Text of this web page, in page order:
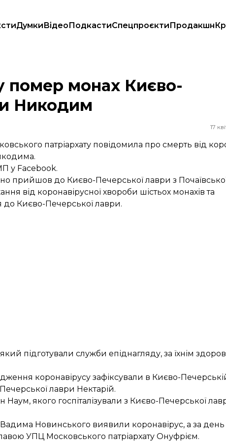
ДумкиВідеоПодкастиСпецпроєктиПродакшн
Никодим
помер монах Києво-
Никодим
17
патріархату повідомила про смерть від
у Facebook.
прийшов до Києво-Печерської лаври з
від коронавірусної хвороби шістьох монахів та
Києво-Печерської лаври.
підготували служби епіднагляду, за їхнім
коронавірусу зафіксували в Києво-
лаври Нектарій.
Наум, якого госпіталізували з Києво-Печерської
Вадима Новинського виявили коронавірус, а за
УПЦ Московського патріархату Онуфрієм.